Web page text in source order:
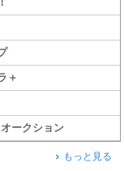
＋
オークション
もっと見る